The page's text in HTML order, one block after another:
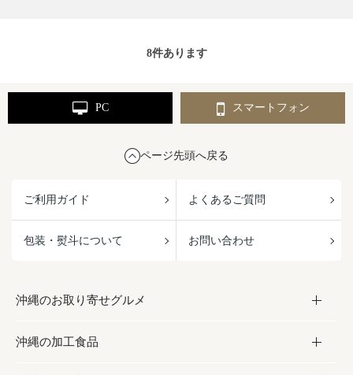
8件あります
PC スマートフォン
ページ先頭へ戻る
ご利用ガイド よくあるご質問
包装・熨斗について お問い合わせ
沖縄のお取り寄せグルメ
お取り寄せグルメ
沖縄の加工食品